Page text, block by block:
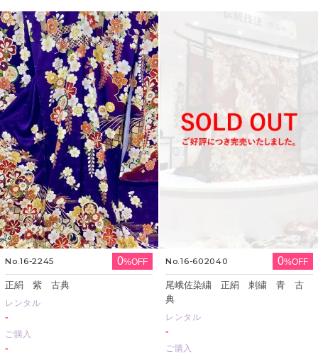
No.16-2245 0%OFF
正絹 紫 古典
レンタル
-
ご購入
-
No.16-602040 0%OFF
尾峨佐染繍 正絹 刺繍 青 古
典
レンタル
-
ご購入